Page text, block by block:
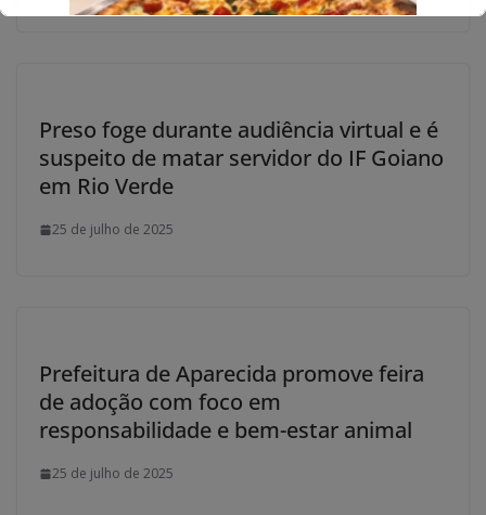
Preso foge durante audiência virtual e é
suspeito de matar servidor do IF Goiano
em Rio Verde
25 de julho de 2025
Prefeitura de Aparecida promove feira
de adoção com foco em
responsabilidade e bem-estar animal
25 de julho de 2025